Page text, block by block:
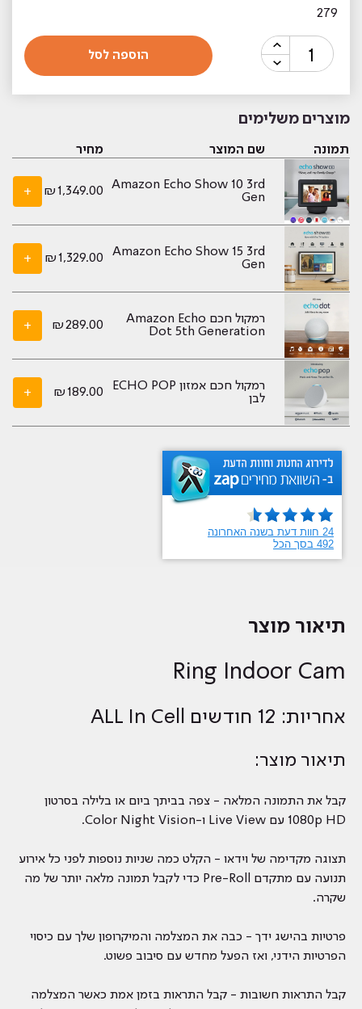
279
כמות
של
דור
Amazon
Ring
Indoor
Cam
(2nd
Gen)
-
2023
הוספה לסל
מוצרים משלימים
תמונה שם המוצר מחיר
Amazon Echo Show 10 3rd
Gen
₪1,349.00
+
Amazon Echo Show 15 3rd
Gen
₪1,329.00
+
‏רמקול חכם Amazon Echo
Dot 5th Generation
₪289.00
+
רמקול חכם אמזון ECHO POP
לבן
₪189.00
+
תיאור מוצר
Ring Indoor Cam
אחריות: 12 חודשים ALL In Cell
תיאור מוצר:
קבל את התמונה המלאה - צפה בביתך ביום או בלילה בסרטון
1080p HD עם Live View ו-Color Night Vision.
תצוגה מקדימה של וידאו - הקלט כמה שניות נוספות לפני כל אירוע
תנועה עם מתקדם Pre-Roll כדי לקבל תמונה מלאה יותר של מה
שקרה.
פרטיות בהישג ידך - כבה את המצלמה והמיקרופון שלך עם כיסוי
הפרטיות הידני, ואז הפעל מחדש עם סיבוב פשוט.
קבל התראות חשובות - קבל התראות בזמן אמת כאשר המצלמה